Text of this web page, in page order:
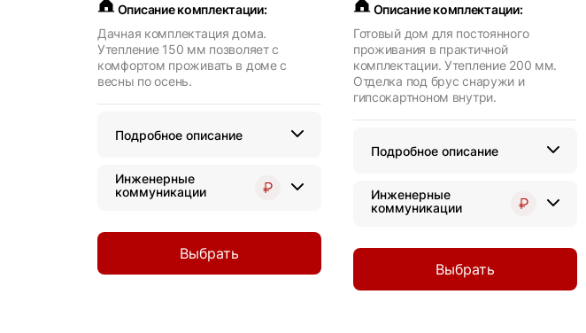
Описание комплектации:
Дачная комплектация дома.
Утепление 150 мм позволяет с
комфортом проживать в доме с
весны по осень.
Подробное описание
Инженерные
коммуникации
Выбрать
Описание комплектации:
Готовый дом для постоянного
проживания в практичной
комплектации. Утепление 200 мм.
Отделка под брус снаружи и
гипсокартноном внутри.
Подробное описание
Инженерные
коммуникации
Выбрать